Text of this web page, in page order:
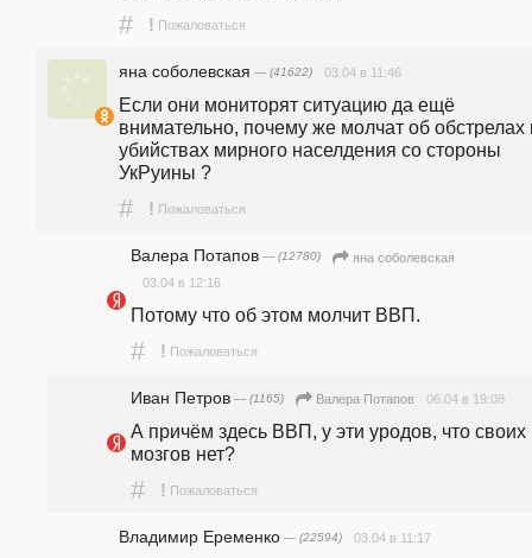
# ! Пожаловаться
яна соболевская — (41622) 03.04 в 11:46
Если они мониторят ситуацию да ещё
внимательно, почему же молчат об обстрелах
убийствах мирного населдения со стороны
УкРуины ?
# ! Пожаловаться
Валера Потапов — (12780)
яна соболевская
03.04 в 12:16
Потому что об этом молчит ВВП.
# ! Пожаловаться
Иван Петров — (1165) Валера Потапов 06.04 в 19:08
А причём здесь ВВП, у эти уродов, что своих
мозгов нет?
# ! Пожаловаться
Владимир Еременко — (22594) 03.04 в 11:17